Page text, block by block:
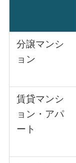
分譲マンシ
ョン
賃貸マンシ
ョン・アパ
ート